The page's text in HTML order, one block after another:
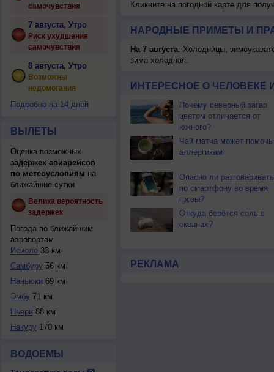
самочувствия
7 августа, Утро
Риск ухудшения
самочувствия
8 августа, Утро
Возможны
недомогания
Подробно на 14 дней
ВЫЛЕТЫ
Оценка возможных
задержек авиарейсов
по метеоусловиям на
ближайшие сутки
Велика вероятность
задержек
Погода по ближайшим
аэропортам
Исиоло33 км
Самбуру 56 км
Наньюки 69 км
Эмбу 71 км
Ньери 88 км
Накуру 170 км
ВОДОЕМЫ
Кликните на погодной карте для
НАРОДНЫЕ ПРИМЕТЫ И
На 7 августа: Холодницы,
зима холодная.
ИНТЕРЕСНОЕ О ЧЕЛОВЕКЕ
Почему северный загар
цветом отличается от
южного?
Чай матча может помочь
аллергикам
Опасно ли разговаривать
по смартфону во время
грозы?
Откуда берётся соль в
океанах?
РЕКЛАМА